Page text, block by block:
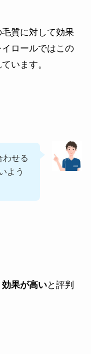
質に対して効果
ロールではこの
います。
わせる
よう
果が高いと評判